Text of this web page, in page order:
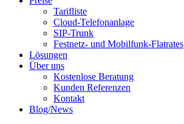
Tarifliste
Cloud-Telefonanlage
SIP-Trunk
Festnetz- und Mobilfunk-Flatrates
Lösungen
Über uns
Kostenlose Beratung
Kunden Referenzen
Kontakt
Blog/News